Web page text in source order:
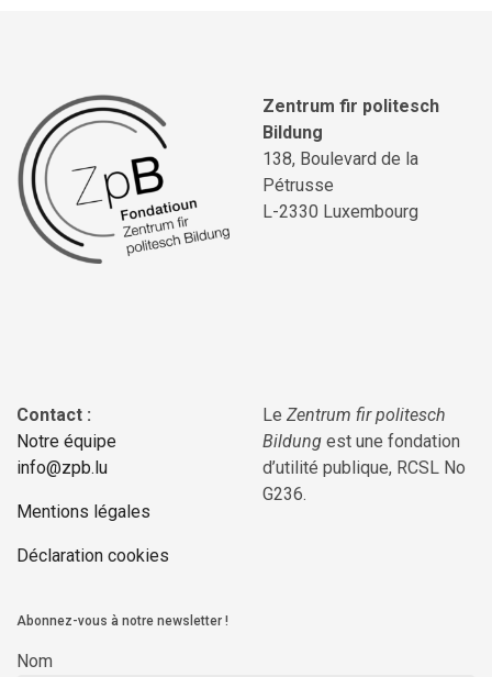
Zentrum fir politesch
Bildung
138, Boulevard de la
Pétrusse
L-2330 Luxembourg
Contact :
Notre équipe
info@zpb.lu
Mentions légales
Déclaration cookies
Le Zentrum fir politesch
Bildung est une fondation
d’utilité publique, RCSL No
G236.
Abonnez-vous à notre newsletter !
Nom